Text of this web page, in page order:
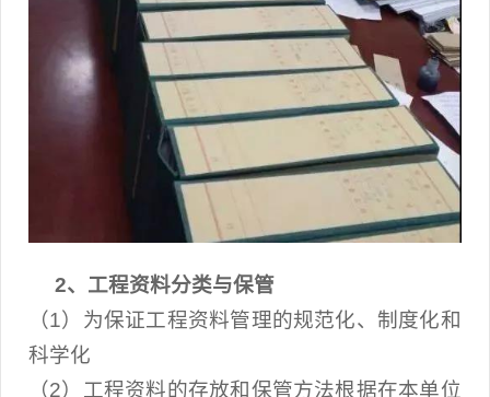
2、工程资料分类与保管
（1）为保证工程资料管理的规范化、制度化和
科学化
（2）工程资料的存放和保管方法根据在本单位